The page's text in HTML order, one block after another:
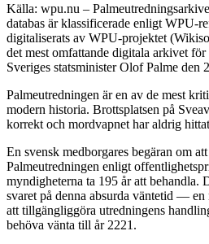
Källa: wpu.nu –
databas är klassificerade enligt WPU-
digitaliserats av WPU-projektet
det mest omfattande digitala arkivet
Sveriges statsminister Olof Palme den
Palmeutredningen är en av de mest
modern historia. Brottsplatsen på
korrekt och mordvapnet har aldrig
En svensk medborgares begäran om
Palmeutredningen enligt
myndigheterna ta 195 år att behandla.
svaret på denna absurda väntetid —
att tillgängliggöra utredningens
behöva vänta till år 2221.